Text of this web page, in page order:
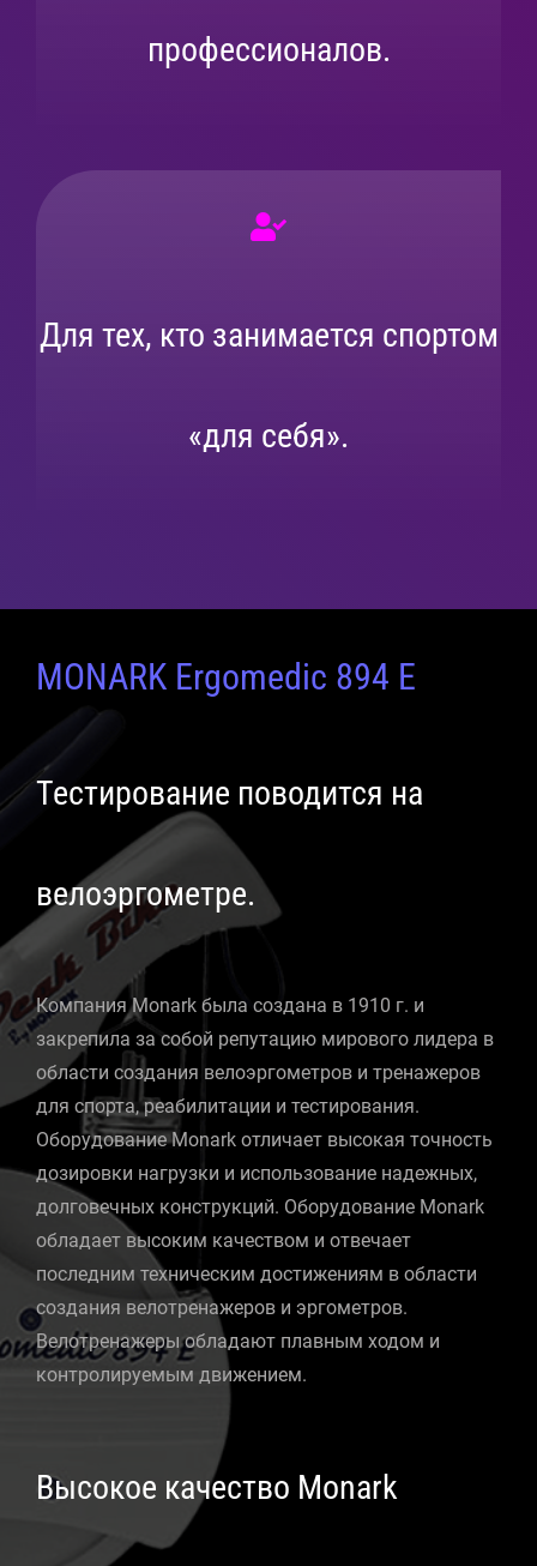
профессионалов.
Для тех, кто занимается спортом
«для себя».
MONARK Ergomedic 894 E
Тестирование поводится на
велоэргометре.
Компания Monark была создана в 1910 г. и
закрепила за собой репутацию мирового лидера в
области создания велоэргометров и тренажеров
для спорта, реабилитации и тестирования.
Оборудование Monark отличает высокая точность
дозировки нагрузки и использование надежных,
долговечных конструкций. Оборудование Monark
обладает высоким качеством и отвечает
последним техническим достижениям в области
создания велотренажеров и эргометров.
Велотренажеры обладают плавным ходом и
контролируемым движением.
Высокое качество Monark